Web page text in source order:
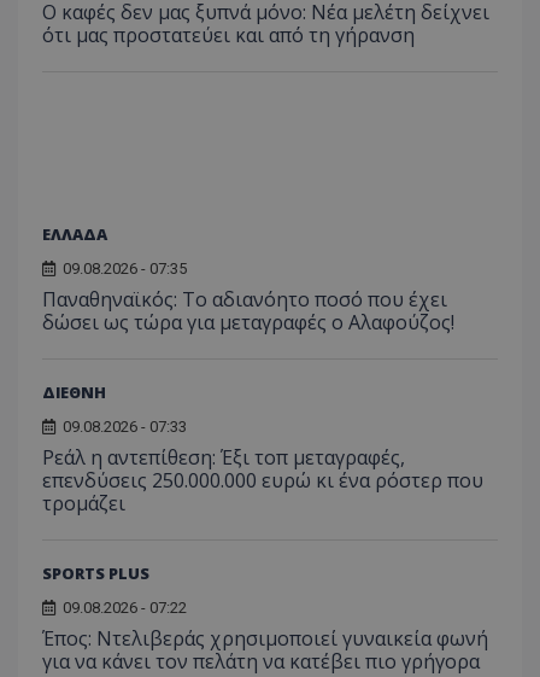
Ο καφές δεν μας ξυπνά μόνο: Νέα μελέτη δείχνει
ότι μας προστατεύει και από τη γήρανση
ΕΛΛΑΔΑ
09.08.2026 - 07:35
Παναθηναϊκός: Το αδιανόητο ποσό που έχει
δώσει ως τώρα για μεταγραφές ο Αλαφούζος!
ΔΙΕΘΝΗ
09.08.2026 - 07:33
Ρεάλ η αντεπίθεση: Έξι τοπ μεταγραφές,
επενδύσεις 250.000.000 ευρώ κι ένα ρόστερ που
τρομάζει
SPORTS PLUS
09.08.2026 - 07:22
Έπος: Ντελιβεράς χρησιμοποιεί γυναικεία φωνή
για να κάνει τον πελάτη να κατέβει πιο γρήγορα